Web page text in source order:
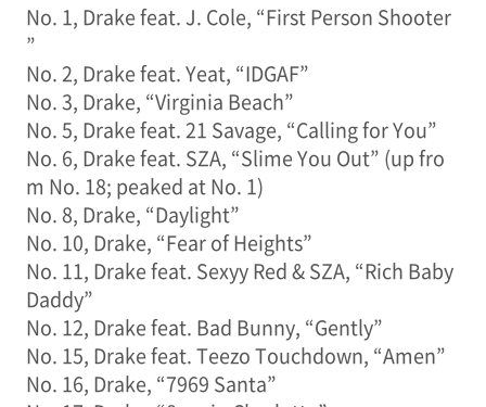
No. 1, Drake feat. J. Cole, “First Person Shooter
”
No. 2, Drake feat. Yeat, “IDGAF”
No. 3, Drake, “Virginia Beach”
No. 5, Drake feat. 21 Savage, “Calling for You”
No. 6, Drake feat. SZA, “Slime You Out” (up fro
m No. 18; peaked at No. 1)
No. 8, Drake, “Daylight”
No. 10, Drake, “Fear of Heights”
No. 11, Drake feat. Sexyy Red & SZA, “Rich Baby
Daddy”
No. 12, Drake feat. Bad Bunny, “Gently”
No. 15, Drake feat. Teezo Touchdown, “Amen”
No. 16, Drake, “7969 Santa”